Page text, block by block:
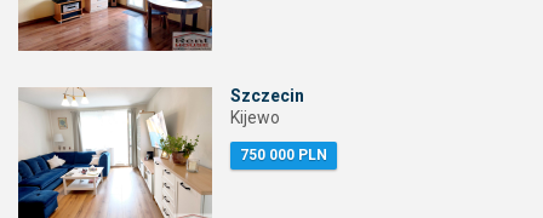
Szczecin
Kijewo
750 000 PLN